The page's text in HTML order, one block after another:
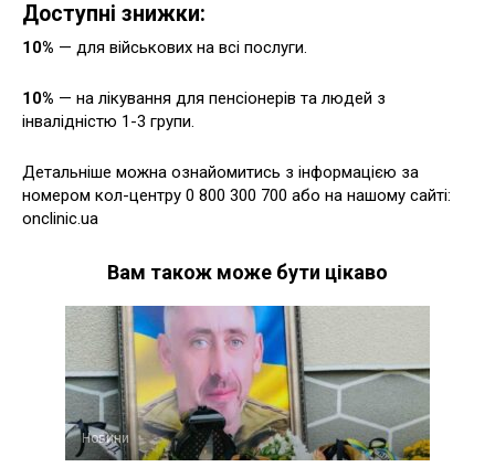
Доступні знижки:
10% — для військових на всі послуги.
10% — на лікування для пенсіонерів та людей з
інвалідністю 1-3 групи.
Детальніше можна ознайомитись з інформацією за
номером кол-центру 0 800 300 700 або на нашому сайті:
onclinic.ua
Вам також може бути цікаво
Новини